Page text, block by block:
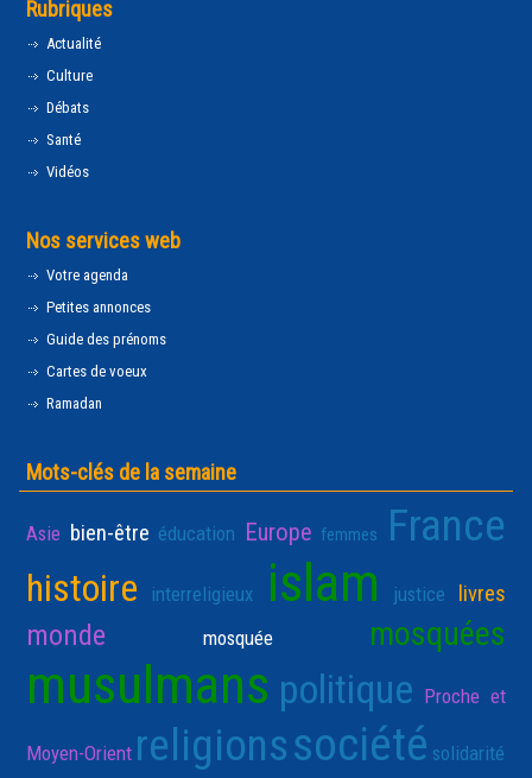
Rubriques
Actualité
Culture
Débats
Santé
Vidéos
Nos services web
Votre agenda
Petites annonces
Guide des prénoms
Cartes de voeux
Ramadan
Mots-clés de la semaine
Asie bien-être éducation Europe femmes France
histoire interreligieux islam justice livres
monde mosquée mosquées
musulmans politique Proche et
Moyen-Orient religionssociété solidarité